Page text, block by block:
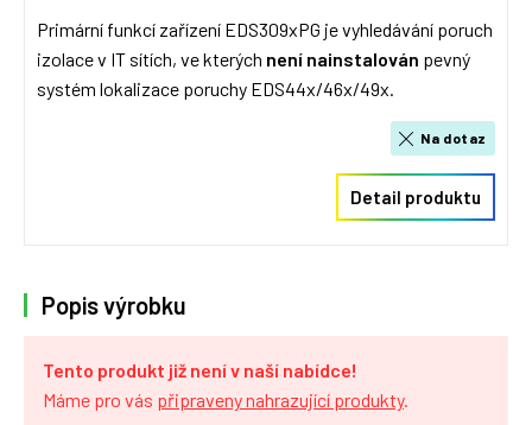
Primární funkcí zařízení EDS309xPG je vyhledávání poruch
izolace v IT sítích, ve kterých není nainstalován pevný
systém lokalizace poruchy EDS44x/46x/49x.
Na dotaz
Detail produktu
Popis výrobku
Tento produkt již není v naší nabídce!
Máme pro vás připraveny nahrazující produkty.